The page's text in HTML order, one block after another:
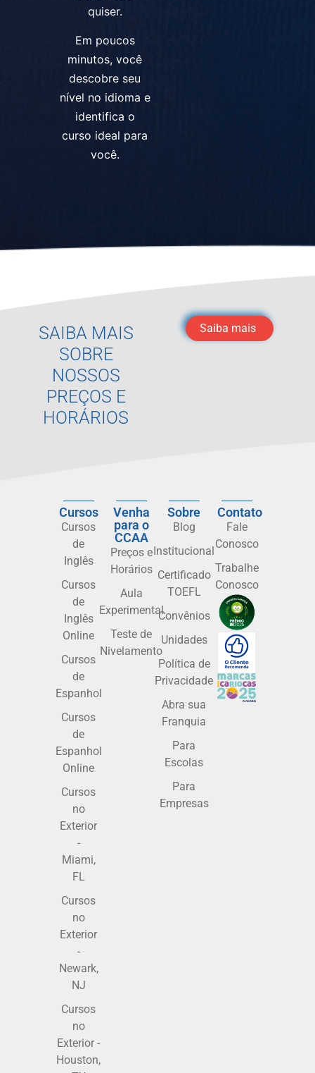
quiser.
Em poucos
minutos, você
descobre seu
nível no idioma e
identifica o
curso ideal para
você.
SAIBA MAIS
SOBRE
NOSSOS
PREÇOS E
HORÁRIOS
Saiba mais
Cursos
Cursos
de
Inglês
Cursos
de
Inglês
Online
Cursos
de
Espanhol
Cursos
de
Espanhol
Online
Cursos
no
Exterior
-
Miami,
FL
Cursos
no
Exterior
-
Newark,
NJ
Cursos
no
Exterior -
Houston,
Venha
para o
CCAA
Preços e
Horários
Aula
Experimental
Teste de
Nivelamento
Sobre
Blog
Institucional
Certificado
TOEFL
Convênios
Unidades
Política de
Privacidade
Abra sua
Franquia
Para
Escolas
Para
Empresas
Contato
Fale
Conosco
Trabalhe
Conosco